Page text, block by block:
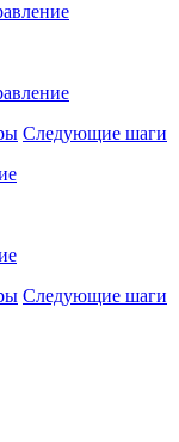
Следующие шаги
Следующие шаги